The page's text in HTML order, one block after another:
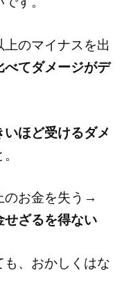
のマイナスを出
べてダメージがデ
ほど受けるダメ
のお金を失う→
せざるを得ない
も、おかしくはな